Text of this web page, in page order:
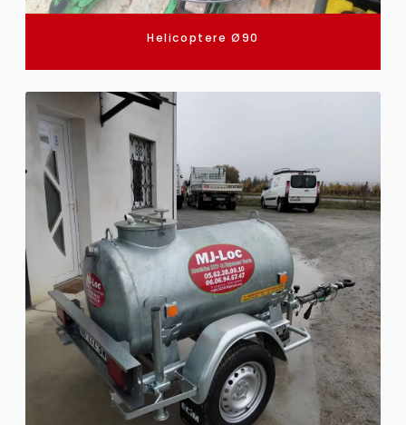
Helicoptere Ø90